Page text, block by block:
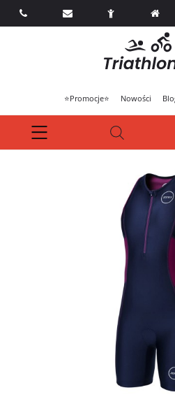
⭐Promocje⭐ Nowości